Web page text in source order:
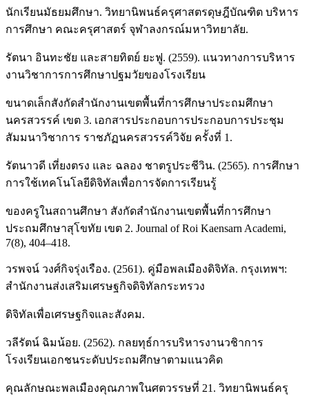
นักเรียนมัธยมศึกษา. วิทยานิพนธ์ครุศาสตรดุษฎีบัณฑิต บริหาร
การศึกษา คณะครุศาสตร์ จุฬาลงกรณ์มหาวิทยาลัย.
รัตนา อินทะชัย และสายทิตย์ ยะฟู. (2559). แนวทางการบริหาร
งานวิชาการการศึกษาปฐมวัยของโรงเรียน
ขนาดเล็กสังกัดสำนักงานเขตพื้นที่การศึกษาประถมศึกษา
นครสวรรค์ เขต 3. เอกสารประกอบการประกอบการประชุม
สัมมนาวิชาการ ราชภัฏนครสวรรค์วิจัย ครั้งที่ 1.
รัตนาวดี เที่ยงตรง และ ฉลอง ชาตรูประชีวิน. (2565). การศึกษา
การใช้เทคโนโลยีดิจิทัลเพื่อการจัดการเรียนรู้
ของครูในสถานศึกษา สังกัดสำนักงานเขตพื้นที่การศึกษา
ประถมศึกษาสุโขทัย เขต 2. Journal of Roi Kaensarn Academi,
7(8), 404–418.
วรพจน์ วงศ์กิจรุ่งเรือง. (2561). คู่มือพลเมืองดิจิทัล. กรุงเทพฯ:
สำนักงานส่งเสริมเศรษฐกิจดิจิทัลกระทรวง
ดิจิทัลเพื่อเศรษฐกิจและสังคม.
วลีรัตน์ ฉิมน้อย. (2562). กลยทุธ์การบริหารงานวชิาการ
โรงเรียนเอกชนระดับประถมศึกษาตามแนวคิด
คุณลักษณะพลเมืองคุณภาพในศตวรรษที่ 21. วิทยานิพนธ์ครุ